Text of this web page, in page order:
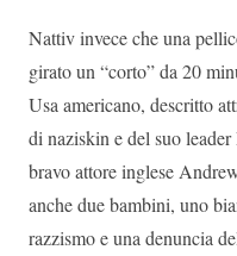
Nattiv invece che una
girato un “corto” da 20
Usa americano, descritto
di naziskin e del suo
bravo attore inglese
anche due bambini, uno
razzismo e una denuncia